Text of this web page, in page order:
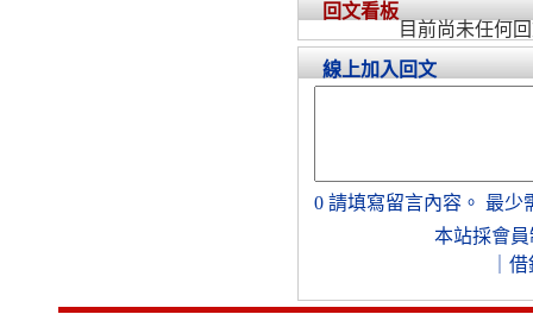
回文看板
目前尚未任何
線上加入回文
0 請填寫留言內容。 最少
本站採會員
借